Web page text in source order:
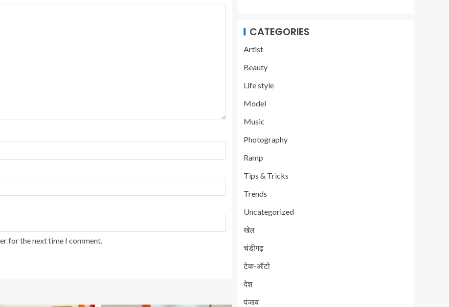
for the next time I comment.
CATEGORIES
Artist
Beauty
Life style
Model
Music
Photography
Ramp
Tips & Tricks
Trends
Uncategorized
खेल
चंडीगढ़
टेक-ऑटो
देश
पंजाब